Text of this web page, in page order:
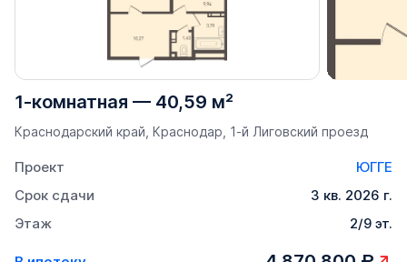
1-комнатная — 40,59 м²
Краснодарский край, Краснодар, 1-й Лиговский проезд
Проект
ЮГГЕ
Срок сдачи
3 кв. 2026 г.
Этаж
2/9 эт.